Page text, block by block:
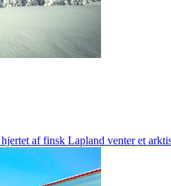
af finsk Lapland venter et